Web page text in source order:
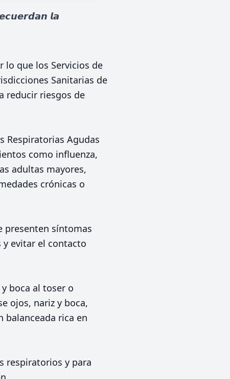
𝙡𝙖
lo que los Servicios de
Sanitarias de
reducir riesgos de
Respiratorias Agudas
como influenza,
adultas mayores,
crónicas o
presenten síntomas
evitar el contacto
boca al toser o
ojos, nariz y boca,
rica en
respiratorios y para